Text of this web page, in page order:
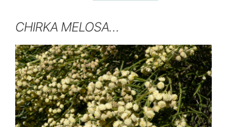
CHIRKA MELOSA…